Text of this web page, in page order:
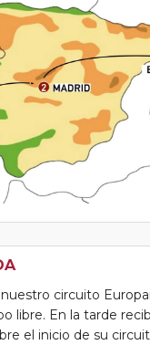
nuestro circuito
libre. En la tarde
el inicio de su